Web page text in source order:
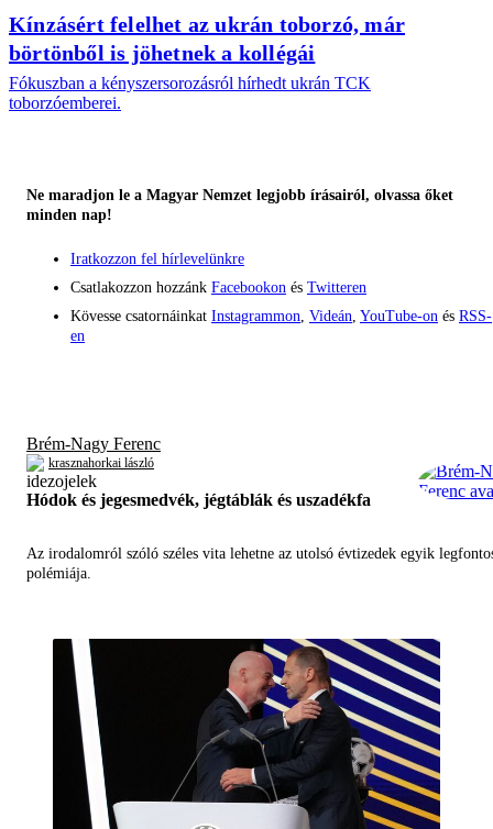
Kínzásért felelhet az ukrán toborzó, már
börtönből is jöhetnek a kollégái
Fókuszban a kényszersorozásról hírhedt ukrán TCK
toborzóemberei.
Ne maradjon le a Magyar Nemzet legjobb írásairól, olvassa őket
minden nap!
Iratkozzon fel hírlevelünkre
Csatlakozzon hozzánk Facebookon és Twitteren
Kövesse csatornáinkat Instagrammon Videán YouTube-on és RSS-
en
Brém-Nagy Ferenc
krasznahorkai lászló
Hódok és jegesmedvék, jégtáblák és uszadékfa
Az irodalomról szóló széles vita lehetne az utolsó évtizedek egyik
polémiája.